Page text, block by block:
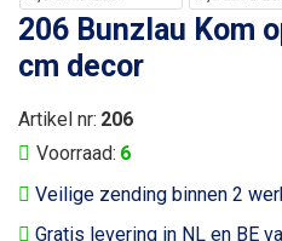
206 Bunzlau Kom
cm decor
Veilige zending binnen 2
Gratis levering in NL en BE
Voorraad: 6
Artikel nr: 206